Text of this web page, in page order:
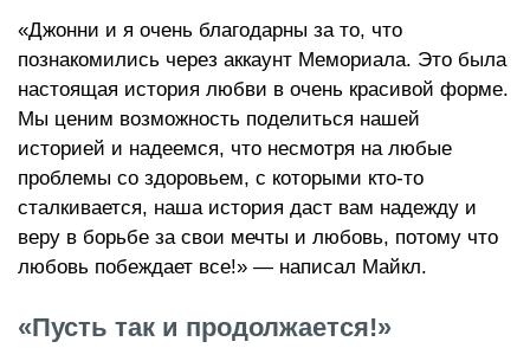
«Джонни и я очень благодарны за то, что
познакомились через аккаунт Мемориала. Это была
настоящая история любви в очень красивой форме.
Мы ценим возможность поделиться нашей
историей и надеемся, что несмотря на любые
проблемы со здоровьем, с которыми кто-то
сталкивается, наша история даст вам надежду и
веру в борьбе за свои мечты и любовь, потому что
любовь побеждает все!» — написал Майкл.
«Пусть так и продолжается!»